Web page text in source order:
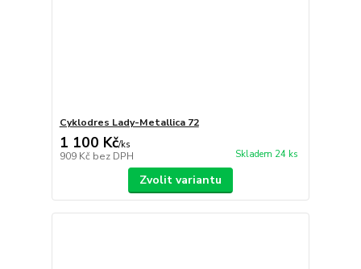
Cyklodres Lady-Metallica 72
1 100 Kč/ks
909 Kč bez DPH Skladem 24 ks
Zvolit variantu